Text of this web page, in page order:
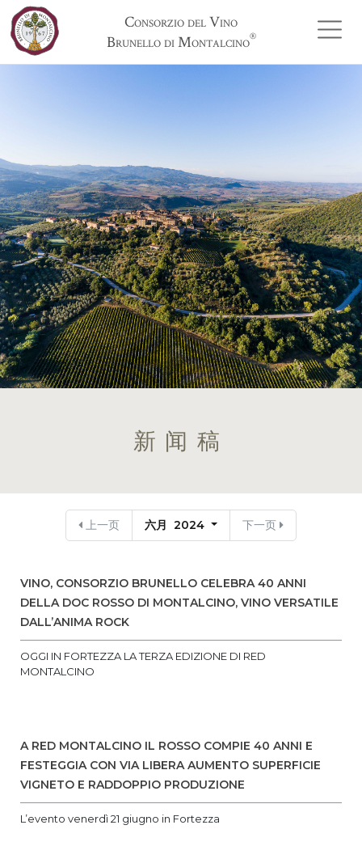
Consorzio del Vino
Brunello di Montalcino®
新闻稿
上一页 六月 2024 下一页
VINO, CONSORZIO BRUNELLO CELEBRA 40 ANNI
DELLA DOC ROSSO DI MONTALCINO, VINO VERSATILE
DALL’ANIMA ROCK
OGGI IN FORTEZZA LA TERZA EDIZIONE DI RED
MONTALCINO
A RED MONTALCINO IL ROSSO COMPIE 40 ANNI E
FESTEGGIA CON VIA LIBERA AUMENTO SUPERFICIE
VIGNETO E RADDOPPIO PRODUZIONE
L’evento venerdì 21 giugno in Fortezza